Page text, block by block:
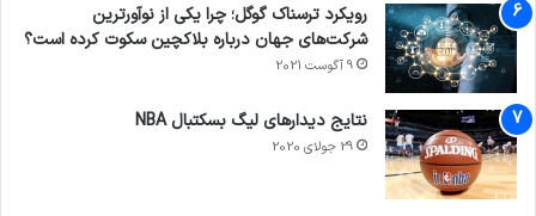
رویکرد ترسناک گوگل؛ چرا یکی از نوآورترین
شرکت‌های جهان درباره بلاکچین سکوت کرده است؟
9 آگوست 2021
نتایج دیدار‌های لیگ بسکتبال NBA
29 جولای 2020